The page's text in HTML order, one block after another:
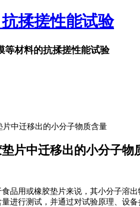
揉搓性能试验
等材料的抗揉搓性能试验
中迁移出的小分子物质含量
片中迁移出的小分子物
品用或橡胶垫片来说，其小分子溶
进行测试，并通过对试验原理、设